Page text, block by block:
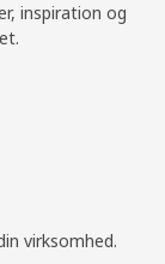
inspiration og
virksomhed.